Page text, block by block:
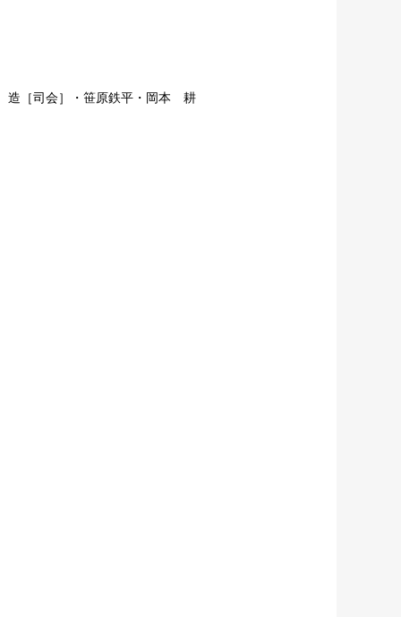
［司会］・笹原鉄平・岡本 耕